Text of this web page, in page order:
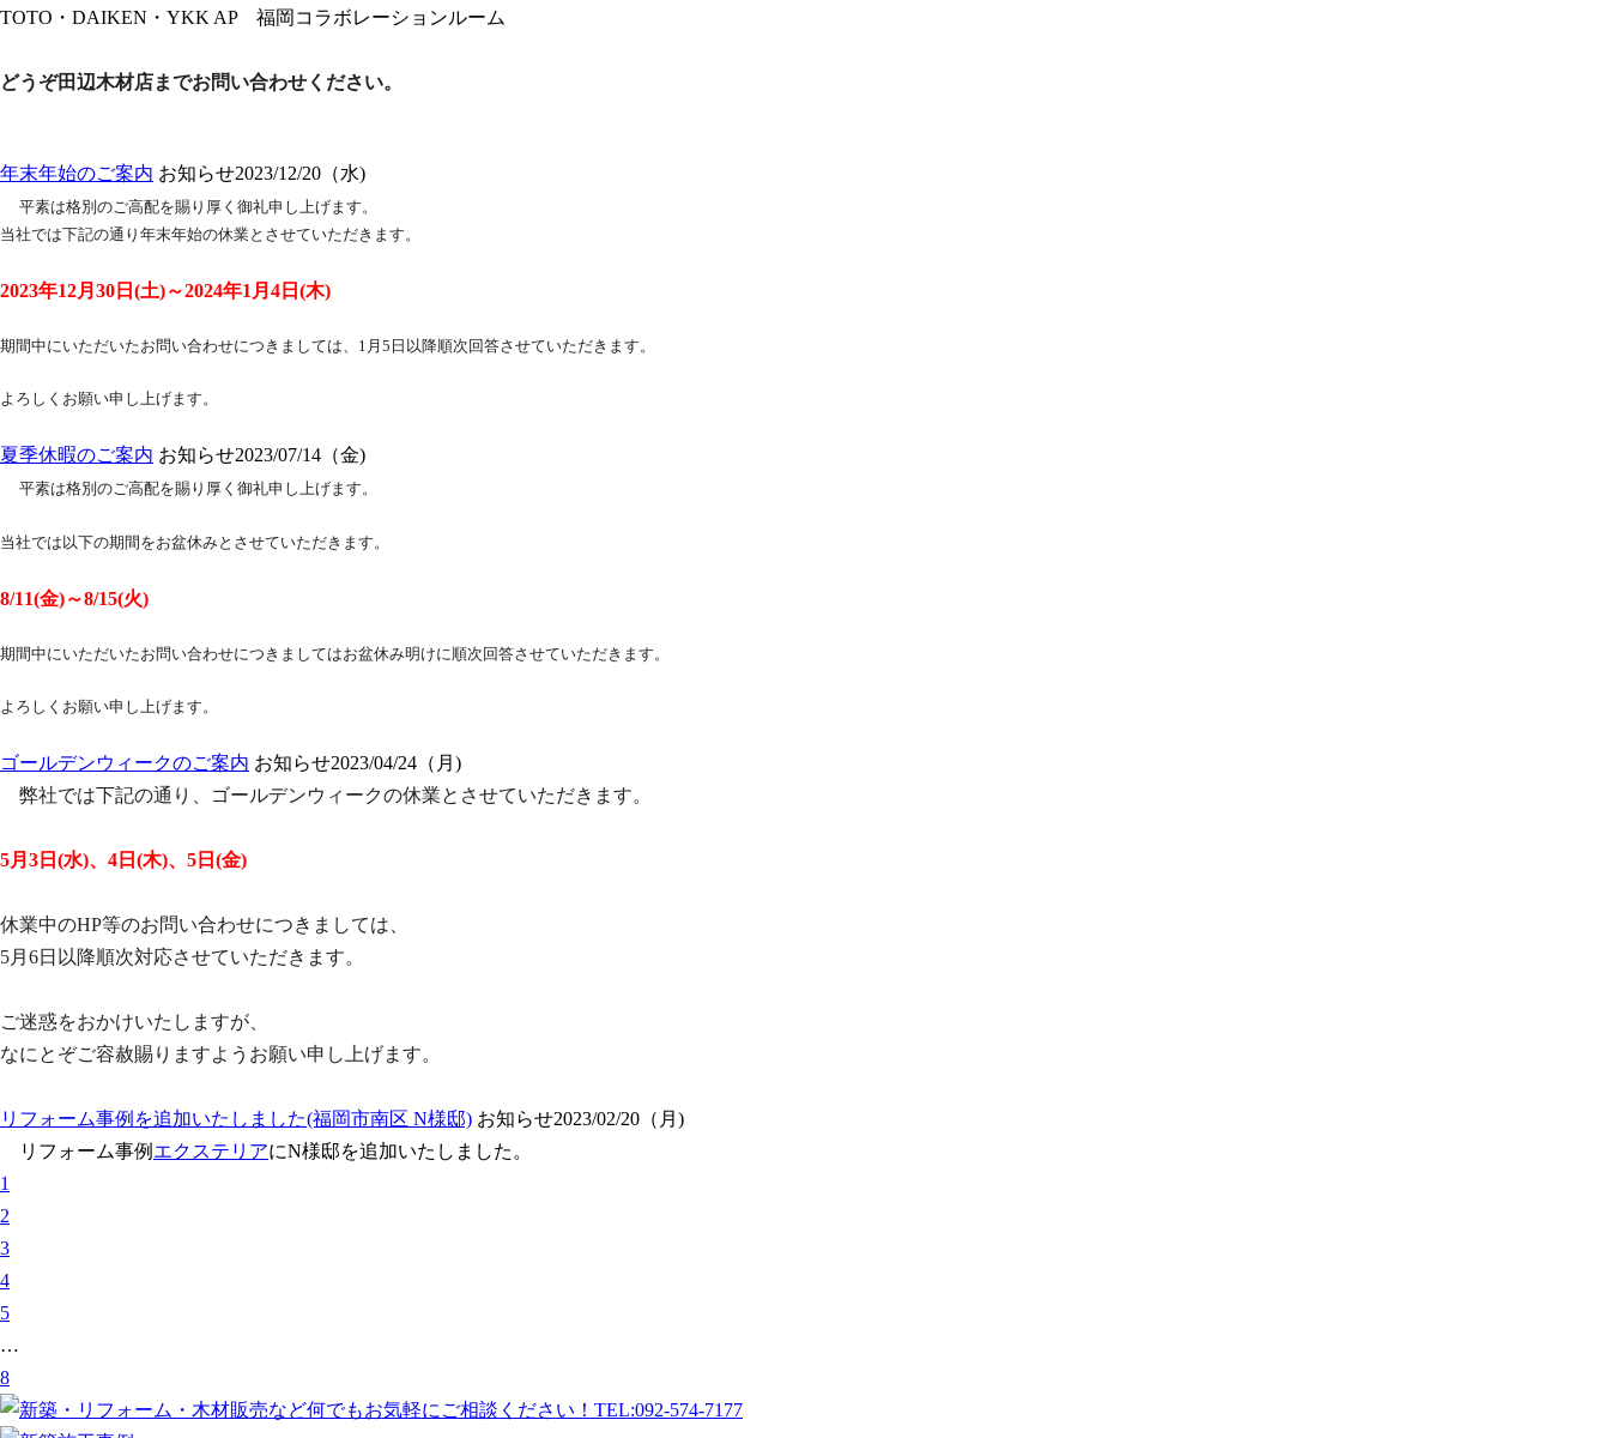
TOTO・DAIKEN・YKK AP 福岡コラボレーションルーム
どうぞ田辺木材店までお問い合わせください。
年末年始のご案内 お知らせ2023/12/20（水)
平素は格別のご高配を賜り厚く御礼申し上げます。
当社では下記の通り年末年始の休業とさせていただきます。
2023年12月30日(土)～2024年1月4日(木)
期間中にいただいたお問い合わせにつきましては、1月5日以降順次回答させていただきます。
よろしくお願い申し上げます。
夏季休暇のご案内 お知らせ2023/07/14（金)
平素は格別のご高配を賜り厚く御礼申し上げます。
当社では以下の期間をお盆休みとさせていただきます。
8/11(金)～8/15(火)
期間中にいただいたお問い合わせにつきましてはお盆休み明けに順次回答させていただきます。
よろしくお願い申し上げます。
ゴールデンウィークのご案内 お知らせ2023/04/24（月)
弊社では下記の通り、ゴールデンウィークの休業とさせていただきます。
5月3日(水)、4日(木)、5日(金)
休業中のHP等のお問い合わせにつきましては、
5月6日以降順次対応させていただきます。
ご迷惑をおかけいたしますが、
なにとぞご容赦賜りますようお願い申し上げます。
リフォーム事例を追加いたしました(福岡市南区 N様邸) お知らせ2023/02/20（月)
リフォーム事例 エクステリアにN様邸を追加いたしました。
1
2
3
4
5
…
8
- Powered by PHP工房 -